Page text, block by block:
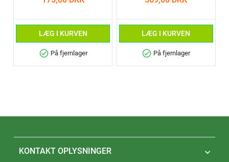
LÆG I KURVEN
check_circle På fjernlager
LÆG I KURVEN
check_circle På fjernlager
KONTAKT OPLYSNINGER 